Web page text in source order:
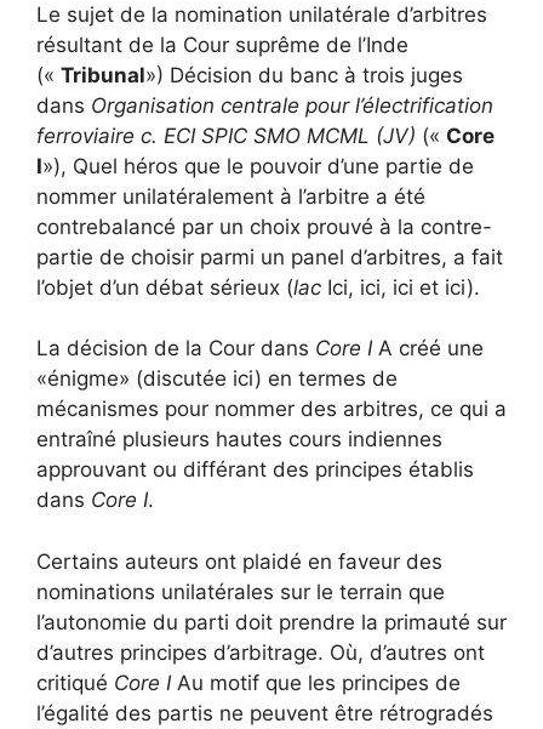
Le sujet de la nomination unilatérale d’arbitres
résultant de la Cour suprême de l’Inde
(« Tribunal») Décision du banc à trois juges
dans Organisation centrale pour l’électrification
ferroviaire c. ECI SPIC SMO MCML (JV) (« Core
I»), Quel héros que le pouvoir d’une partie de
nommer unilatéralement à l’arbitre a été
contrebalancé par un choix prouvé à la contre-
partie de choisir parmi un panel d’arbitres, a fait
l’objet d’un débat sérieux (lac Ici, ici, ici et ici).
La décision de la Cour dans Core IA créé une
«énigme» (discutée ici) en termes de
mécanismes pour nommer des arbitres, ce qui a
entraîné plusieurs hautes cours indiennes
approuvant ou différant des principes établis
dans Core I.
Certains auteurs ont plaidé en faveur des
nominations unilatérales sur le terrain que
l’autonomie du parti doit prendre la primauté sur
d’autres principes d’arbitrage. Où, d’autres ont
critiqué Core I Au motif que les principes de
l’égalité des partis ne peuvent être rétrogradés